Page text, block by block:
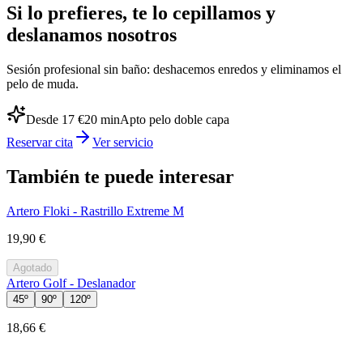
Si lo prefieres, te lo cepillamos y
deslanamos nosotros
Sesión profesional sin baño: deshacemos enredos y eliminamos el
pelo de muda.
Desde 17 €20 minApto pelo doble capa
Reservar cita
Ver servicio
También te puede interesar
Artero Floki - Rastrillo Extreme M
19,90 €
Agotado
Artero Golf - Deslanador
45º 90º 120º
18,66 €